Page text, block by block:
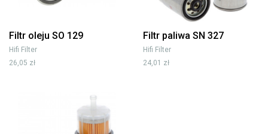
Filtr oleju SO 129
Hifi Filter
26,05 zł
Filtr paliwa SN 327
Hifi Filter
24,01 zł